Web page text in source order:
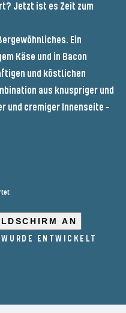
Jetzt ist es Zeit zum
Ein
Käse und in Bacon
und köstlichen
aus knuspriger und
und cremiger Innenseite –
AN
ENTWICKELT